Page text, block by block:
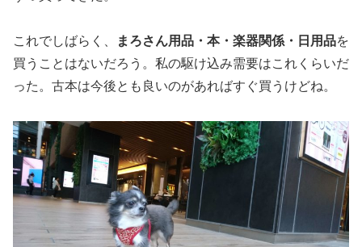
これでしばらく、 まろさん用品・本・楽器関係・日用品を
買うことはないだろう。私の駆け込み需要はこれくらいだ
った。古本は今後とも良いのがあればすぐ買うけどね。